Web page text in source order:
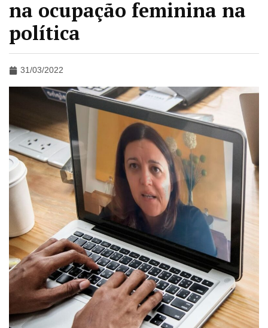
na ocupação feminina na
política
31/03/2022